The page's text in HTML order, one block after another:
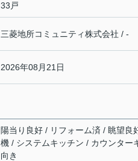
33戸
三菱地所コミュニティ株式会社 / -
2026年08月21日
陽当り良好 / リフォーム済 / 眺望
機 / システムキッチン / カウンター
向き